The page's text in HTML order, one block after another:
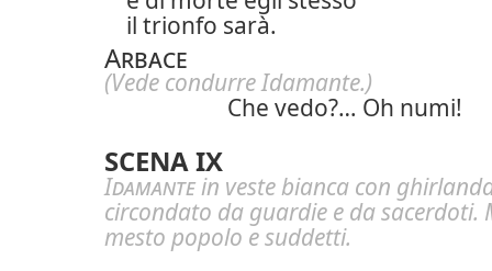
il trionfo sarà.
Arbace
(Vede condurre Idamante.)
Che vedo?… Oh numi!
SCENA IX
Idamantein veste bianca con
circondato da guardie e da sacerdoti.
mesto popolo e suddetti.